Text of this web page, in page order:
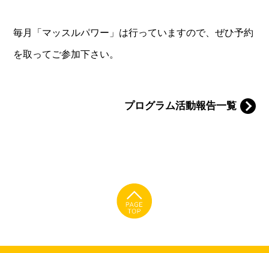
毎月「マッスルパワー」は行っていますので、ぜひ予約
を取ってご参加下さい。
プログラム活動報告一覧